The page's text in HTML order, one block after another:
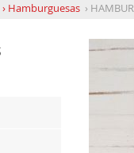
› Hamburguesas ›